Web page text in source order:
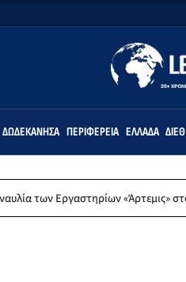
ΔΩΔΕΚΆΝΗΣΑ ΠΕΡΙΦΈΡΕΙΑ ΕΛΛΆΔΑ
«Άρτεμις» στο Δημοτικό